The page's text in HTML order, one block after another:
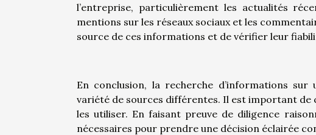
l’entreprise, particulièrement les actualités
mentions sur les réseaux sociaux et les
source de ces informations et de vérifier leur
En conclusion, la recherche d’informations
variété de sources différentes. Il est important
les utiliser. En faisant preuve de diligence
nécessaires pour prendre une décision éclairée